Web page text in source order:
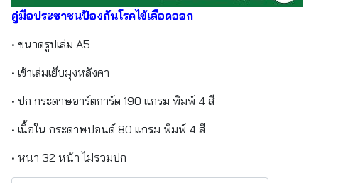
คู่มือประชาชนป้องกันโรคไข้เลือดออก
• ขนาดรูปเล่ม A5
• เข้าเล่มเย็บมุงหลังคา
• ปก กระดาษอาร์ตการ์ด 190 แกรม พิมพ์ 4 สี
• เนื้อใน กระดาษปอนด์ 80 แกรม พิมพ์ 4 สี
• หนา 32 หน้า ไม่รวมปก